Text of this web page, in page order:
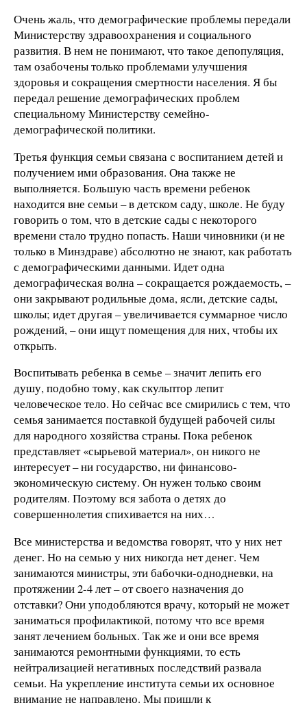
Очень жаль, что демографические проблемы передали
Министерству здравоохранения и социального
развития. В нем не понимают, что такое депопуляция,
там озабочены только проблемами улучшения
здоровья и сокращения смертности населения. Я бы
передал решение демографических проблем
специальному Министерству семейно-
демографической политики.
Третья функция семьи связана с воспитанием детей и
получением ими образования. Она также не
выполняется. Большую часть времени ребенок
находится вне семьи – в детском саду, школе. Не буду
говорить о том, что в детские сады с некоторого
времени стало трудно попасть. Наши чиновники (и не
только в Минздраве) абсолютно не знают, как работать
с демографическими данными. Идет одна
демографическая волна – сокращается рождаемость, –
они закрывают родильные дома, ясли, детские сады,
школы; идет другая – увеличивается суммарное число
рождений, – они ищут помещения для них, чтобы их
открыть.
Воспитывать ребенка в семье – значит лепить его
душу, подобно тому, как скульптор лепит
человеческое тело. Но сейчас все смирились с тем, что
семья занимается поставкой будущей рабочей силы
для народного хозяйства страны. Пока ребенок
представляет «сырьевой материал», он никого не
интересует – ни государство, ни финансово-
экономическую систему. Он нужен только своим
родителям. Поэтому вся забота о детях до
совершеннолетия спихивается на них…
Все министерства и ведомства говорят, что у них нет
денег. Но на семью у них никогда нет денег. Чем
занимаются министры, эти бабочки-однодневки, на
протяжении 2-4 лет – от своего назначения до
отставки? Они уподобляются врачу, который не может
заниматься профилактикой, потому что все время
занят лечением больных. Так же и они все время
занимаются ремонтными функциями, то есть
нейтрализацией негативных последствий развала
семьи. На укрепление института семьи их основное
внимание не направлено. Мы пришли к